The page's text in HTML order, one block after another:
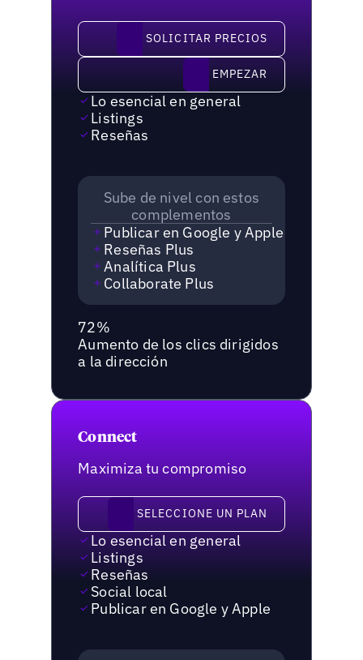
solicitar preciosSOLICITAR PRECIOS
Empezar EMPEZAR
Lo esencial en general
Listings
Reseñas
Sube de nivel con estos
complementos
Publicar en Google y Apple
Reseñas Plus
Analítica Plus
Collaborate Plus
72%
Aumento de los clics dirigidos
a la dirección
Connect
Maximiza tu compromiso
Seleccione un plan
SELECCIONE UN PLAN
Lo esencial en general
Listings
Reseñas
Social local
Publicar en Google y Apple